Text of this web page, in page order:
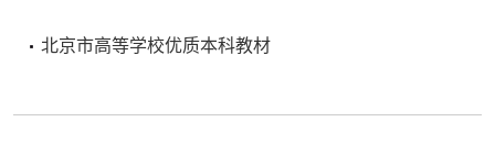
北京市高等学校优质本科教材